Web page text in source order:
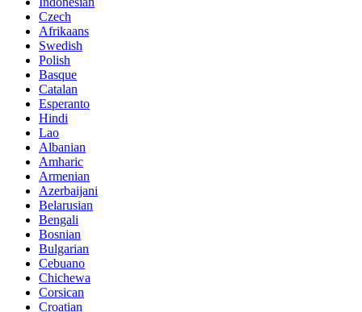
Czech
Afrikaans
Swedish
Polish
Basque
Catalan
Esperanto
Hindi
Lao
Albanian
Amharic
Armenian
Azerbaijani
Belarusian
Bengali
Bosnian
Bulgarian
Cebuano
Chichewa
Corsican
Croatian